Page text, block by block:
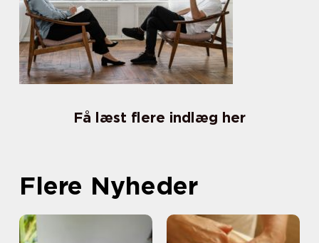
Få læst flere indlæg her
Flere Nyheder